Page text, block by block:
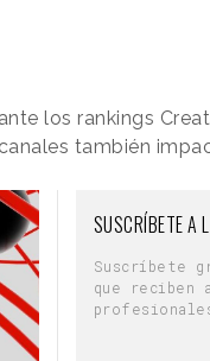
los rankings
también
SUSCRÍBETE A
Suscríbete
que reciben